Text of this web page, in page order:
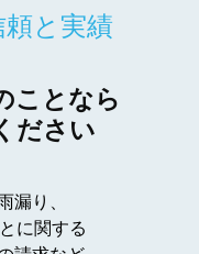
と実績
ことなら
ださい
漏り、
に関する